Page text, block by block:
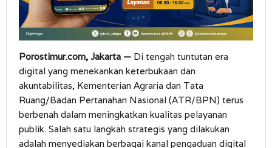
Porostimur.com, Jakarta — Di tengah tuntutan era
digital yang menekankan keterbukaan dan
akuntabilitas, Kementerian Agraria dan Tata
Ruang/Badan Pertanahan Nasional (ATR/BPN) terus
berbenah dalam meningkatkan kualitas pelayanan
publik. Salah satu langkah strategis yang dilakukan
adalah menyediakan berbagai kanal pengaduan digital